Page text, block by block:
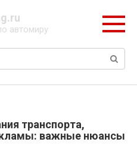
автомиру
транспорта,
важные нюансы